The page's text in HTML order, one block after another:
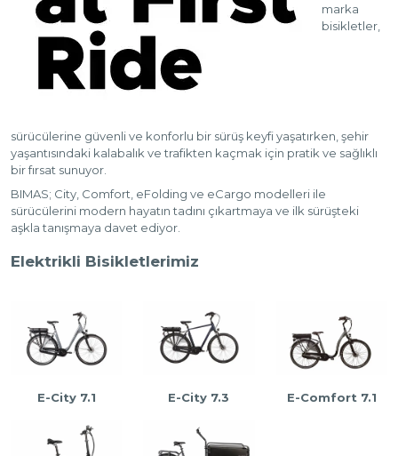
marka
bisikletler,
sürücülerine güvenli ve konforlu bir sürüş keyfi yaşatırken, şehir
yaşantısındaki kalabalık ve trafikten kaçmak için pratik ve sağlıklı
bir fırsat sunuyor.
BIMAS; City, Comfort, eFolding ve eCargo modelleri ile
sürücülerini modern hayatın tadını çıkartmaya ve ilk sürüşteki
aşkla tanışmaya davet ediyor.
Elektrikli Bisikletlerimiz
E-City 7.1 E-City 7.3 E-Comfort 7.1